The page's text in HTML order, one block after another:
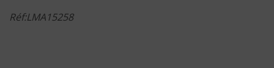
Réf:LMA15258